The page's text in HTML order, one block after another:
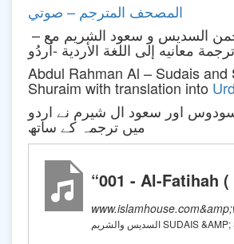
المصحف المترجم – صوتي
– للقارئ عبد الرحمن السديس و سعود الشريم مع
Abdul Rahman Al – Sudais and
Shuraim with translation into
اور سعود ال شیرم نے اردو
میں ترجمہ کے ساتھ